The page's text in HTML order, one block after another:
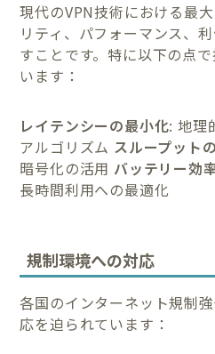
現代のVPN技術における最
リティ、パフォーマンス、
すことです。特に以下の点
います：
レイテンシーの最小化: 地理
アルゴリズム スループット
暗号化の活用 バッテリー効
長時間利用への最適化
規制環境への対応
各国のインターネット規制
応を迫られています：